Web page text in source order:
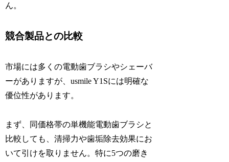
ん。
競合製品との比較
市場には多くの電動歯ブラシやシェーバ
ーがありますが、usmile Y1Sには明確な
優位性があります。
まず、同価格帯の単機能電動歯ブラシと
比較しても、清掃力や歯垢除去効果にお
いて引けを取りません。特に5つの磨き